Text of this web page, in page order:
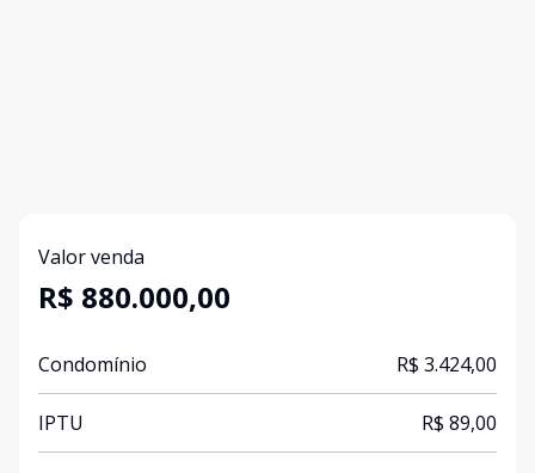
Valor venda
R$ 880.000,00
Condomínio R$ 3.424,00
IPTU R$ 89,00